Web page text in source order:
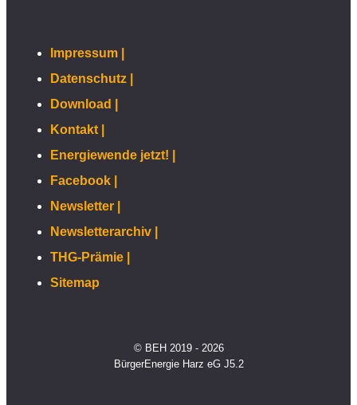
Impressum |
Datenschutz |
Download |
Kontakt |
Energiewende jetzt! |
Facebook |
Newsletter |
Newsletterarchiv |
THG-Prämie |
Sitemap
© BEH 2019 - 2026
BürgerEnergie Harz eG J5.2